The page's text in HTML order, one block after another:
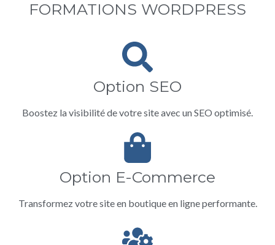
FORMATIONS WORDPRESS
Option SEO
Boostez la visibilité de votre site avec un SEO optimisé.
Option E-Commerce
Transformez votre site en boutique en ligne performante.